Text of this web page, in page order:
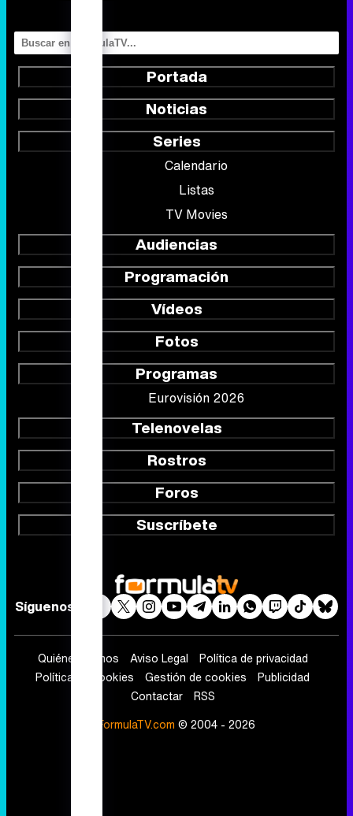
Portada
Noticias
Series
Calendario
Listas
TV Movies
Audiencias
Programación
Vídeos
Fotos
Programas
Eurovisión 2026
Telenovelas
Rostros
Foros
Suscríbete
Síguenos
Quiénes somos Aviso Legal
Política de privacidad
Política de cookies
Gestión de cookies
Publicidad
Contactar
RSS
FormulaTV.com © 2004 - 2026